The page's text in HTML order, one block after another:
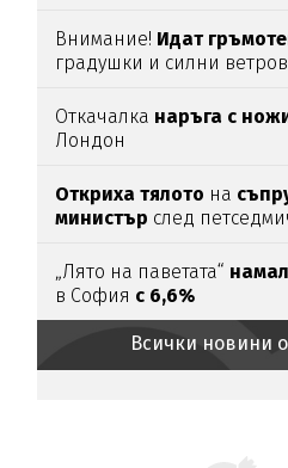
Внимание! Идат
градушки и силни
Откачалка наръга с
Лондон
Откриха тялото на
министър след
„Лято на паветата“
в София с 6,6%
Всички новини